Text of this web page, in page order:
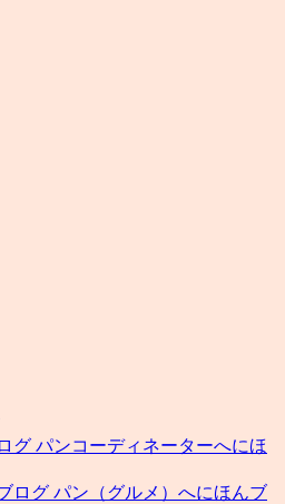
にほ
にほんブ